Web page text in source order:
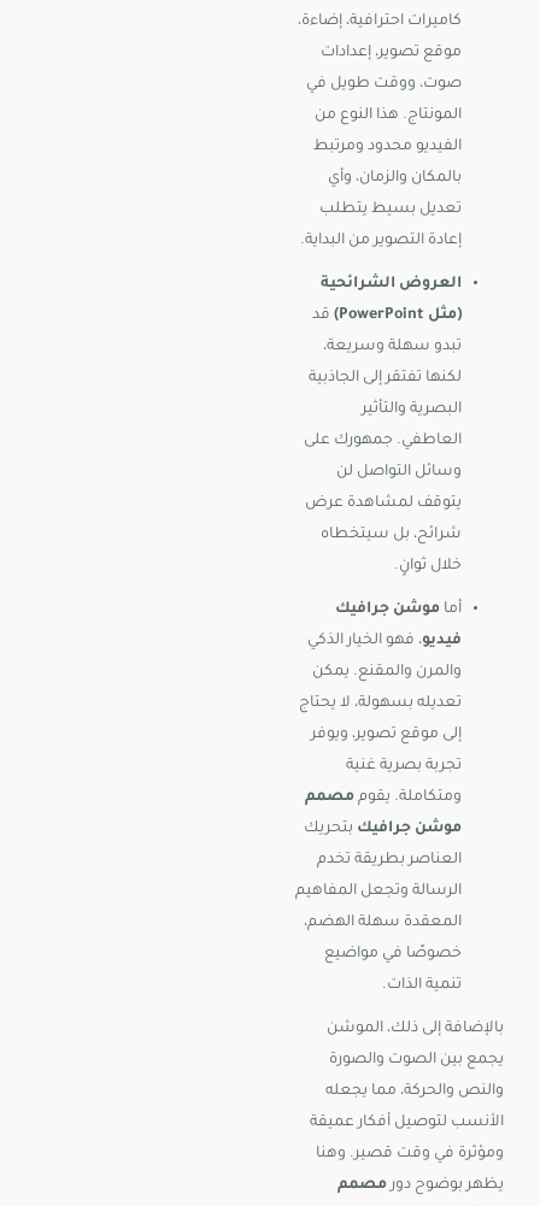
كاميرات احترافية، إضاءة،
موقع تصوير، إعدادات
صوت، ووقت طويل في
المونتاج. هذا النوع من
الفيديو محدود ومرتبط
بالمكان والزمان، وأي
تعديل بسيط يتطلب
إعادة التصوير من البداية.
العروض الشرائحية
(مثل PowerPoint)
قد
تبدو سهلة وسريعة،
لكنها تفتقر إلى الجاذبية
البصرية والتأثير
العاطفي. جمهورك على
وسائل التواصل لن
يتوقف لمشاهدة عرض
شرائح، بل سيتخطاه
خلال ثوانٍ.
أما موشن جرافيك
فيديو، فهو الخيار الذكي
والمرن والمقنع. يمكن
تعديله بسهولة، لا يحتاج
إلى موقع تصوير، ويوفر
تجربة بصرية غنية
ومتكاملة. يقوم مصمم
موشن جرافيك بتحريك
العناصر بطريقة تخدم
الرسالة وتجعل المفاهيم
المعقدة سهلة الهضم،
خصوصًا في مواضيع
تنمية الذات.
بالإضافة إلى ذلك، الموشن
يجمع بين الصوت والصورة
والنص والحركة، مما يجعله
الأنسب لتوصيل أفكار عميقة
ومؤثرة في وقت قصير. وهنا
يظهر بوضوح دورمصمم